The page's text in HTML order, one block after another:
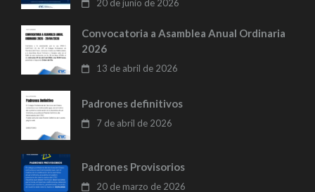
20 de junio de 2026
Convocatoria a Asamblea Anual Ordinaria
2026
13 de abril de 2026
Padrones definitivos
7 de abril de 2026
Padrones Provisorios
20 de marzo de 2026